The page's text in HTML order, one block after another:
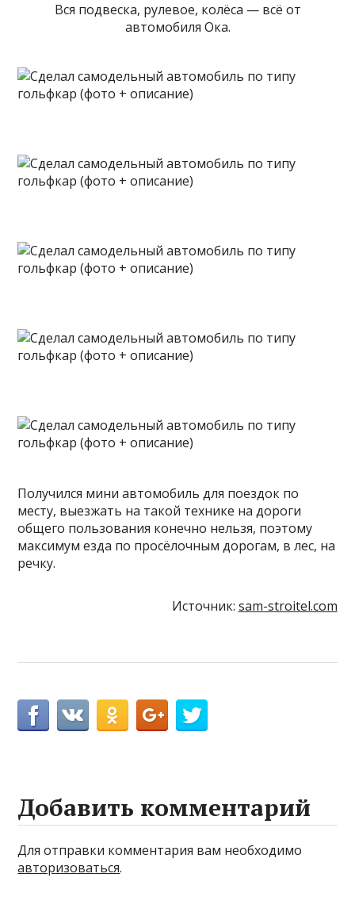
Вся подвеска, рулевое, колёса — всё от
автомобиля Ока.
Получился мини автомобиль для поездок по
месту, выезжать на такой технике на дороги
общего пользования конечно нельзя, поэтому
максимум езда по просёлочным дорогам, в лес, на
речку.
Источник: sam-stroitel.com
Добавить комментарий
Для отправки комментария вам необходимо
авторизоваться.